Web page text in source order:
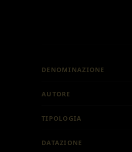
DENOMINAZIONE
AUTORE
TIPOLOGIA
DATAZIONE